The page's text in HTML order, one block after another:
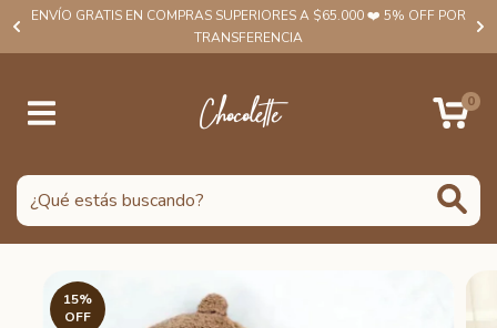
ENVÍO GRATIS EN COMPRAS SUPERIORES A $65.000 ❤️ 5% OFF POR
TRANSFERENCIA
0
15%
OFF